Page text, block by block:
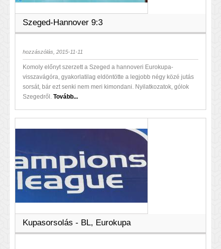
Szeged-Hannover 9:3
hozzászólás, 2015-11-11
Komoly előnyt szerzett a Szeged a hannoveri Eurokupa-
visszavágóra, gyakorlatilag eldöntötte a legjobb négy közé jutás
sorsát, bár ezt senki nem meri kimondani. Nyilatkozatok, gólok
Szegedről. Tovább...
Kupasorsolás - BL, Eurokupa